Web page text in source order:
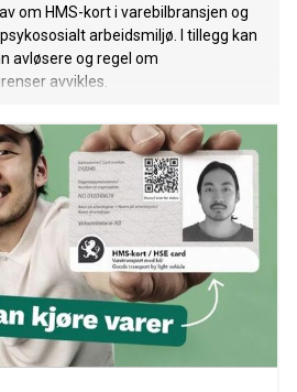
om HMS-kort i varebilbransjen og
arbeidsmiljø. I tillegg kan
avløsere og regel om
avvikles.